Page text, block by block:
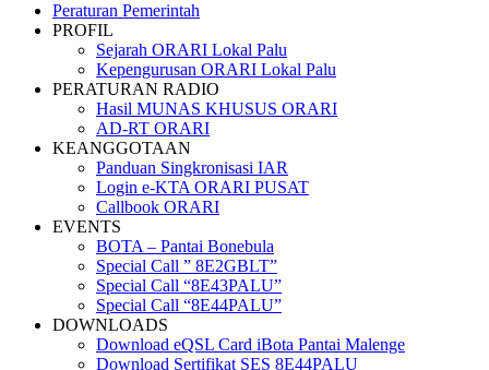
Peraturan Pemerintah
PROFIL
Sejarah ORARI Lokal Palu
Kepengurusan ORARI Lokal Palu
PERATURAN RADIO
Hasil MUNAS KHUSUS ORARI
AD-RT ORARI
KEANGGOTAAN
Panduan Singkronisasi IAR
Login e-KTA ORARI PUSAT
Callbook ORARI
EVENTS
BOTA – Pantai Bonebula
Special Call ” 8E2GBLT”
Special Call “8E43PALU”
Special Call “8E44PALU”
DOWNLOADS
Download eQSL Card iBota Pantai Malenge
Download Sertifikat SES 8E44PALU